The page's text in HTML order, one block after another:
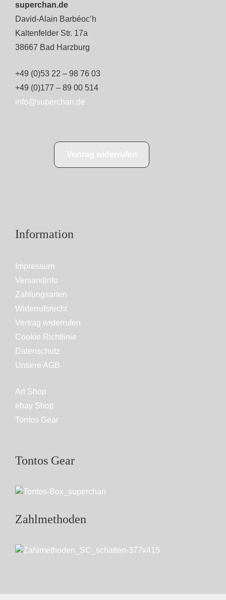
superchan.de
David-Alain Barbéoc’h
Kaltenfelder Str. 17a
38667 Bad Harzburg
+49 (0)53 22 – 98 76 03
+49 (0)177 – 89 00 514
info@superchan.de
Information
Impressum
Versandinfo
Zahlungsarten
Widerrufsrecht
Vertrag widerrufen
Cookie Richtlinie
Datenschutz
Unsere AGB
Art Shop
ebay Shop
Tontos Gear
Tontos Gear
Zahlmethoden